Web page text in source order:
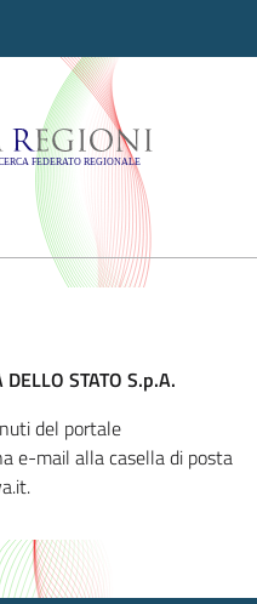
-
DELLO STATO S.p.A.
del portale
e-mail alla casella di posta